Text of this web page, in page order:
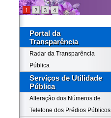
1 2 3 4
Portal da
Transparência
Radar da Transparência
Pública
Serviços de Utilidade
Pública
Alteração dos Números de
Telefone dos Prédios Públicos